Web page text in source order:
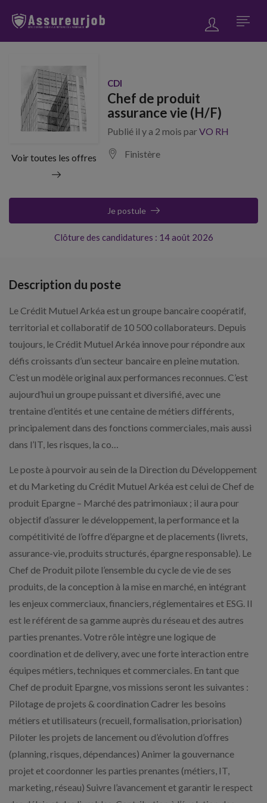
Voir toutes les offres
CDI
Chef de produit
assurance vie (H/F)
Publié il y a 2 mois parVO RH
Finistère
Clôture des candidatures : 14 août 2026
Je postule
Description du poste
Le Crédit Mutuel Arkéa est un groupe bancaire coopératif,
territorial et collaboratif de 10 500 collaborateurs. Depuis
toujours, le Crédit Mutuel Arkéa innove pour répondre aux
défis croissants d’un secteur bancaire en pleine mutation.
C’est un modèle original aux performances reconnues. C’est
aujourd’hui un groupe puissant et diversifié, avec une
trentaine d’entités et une centaine de métiers différents,
principalement dans des fonctions commerciales, mais aussi
dans l’IT, les risques, la co…
Le poste à pourvoir au sein de la Direction du Développement
et du Marketing du Crédit Mutuel Arkéa est celui de Chef de
produit Epargne – Marché des patrimoniaux ; il aura pour
objectif d’assurer le développement, la performance et la
compétitivité de l’offre d’épargne et de placements (livrets,
assurance-vie, produits structurés, épargne responsable). Le
Chef de Produit pilote l’ensemble du cycle de vie de ses
produits, de la conception à la mise en marché, en intégrant
les enjeux commerciaux, financiers, réglementaires et ESG. Il
est le référent de sa gamme auprès du réseau et des autres
parties prenantes. Votre rôle intègre une logique de
coordination et de delivery, avec une forte interaction entre
équipes métiers, techniques et commerciales. En tant que
Chef de produit Epargne, vos missions seront les suivantes :
Pilotage de projets & coordination Cadrer les besoins
métiers et utilisateurs (recueil, formalisation, priorisation)
Piloter les projets de lancement ou d’évolution d’offres
(planning, risques, dépendances) Animer la gouvernance
projet et coordonner les parties prenantes (métiers, IT,
marketing, réseau) Suivre l’avancement et garantir le respect